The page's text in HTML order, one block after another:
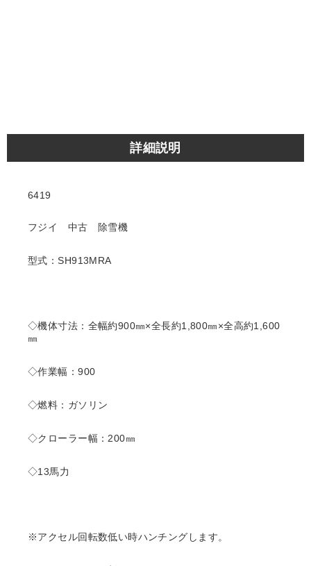
詳細説明
6419
フジイ 中古 除雪機
型式：SH913MRA
◇機体寸法：全幅約900㎜×全長約1,800㎜×全高約1,600
㎜
◇作業幅：900
◇燃料：ガソリン
◇クローラー幅：200㎜
◇13馬力
※アクセル回転数低い時ハンチングします。